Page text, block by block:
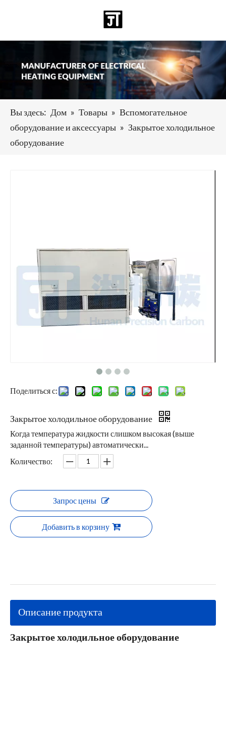
Deutsch
Español
العربية
English
Вы здесь: Дом » Товары » Вспомогательное
оборудование и аксессуары » Закрытое холодильное
оборудование
Поделиться с:
Закрытое холодильное оборудование
Когда температура жидкости слишком высокая (выше
заданной температуры) автоматически...
Количество:
Запрос цены
Добавить в корзину
Описание продукта
Закрытое холодильное оборудование